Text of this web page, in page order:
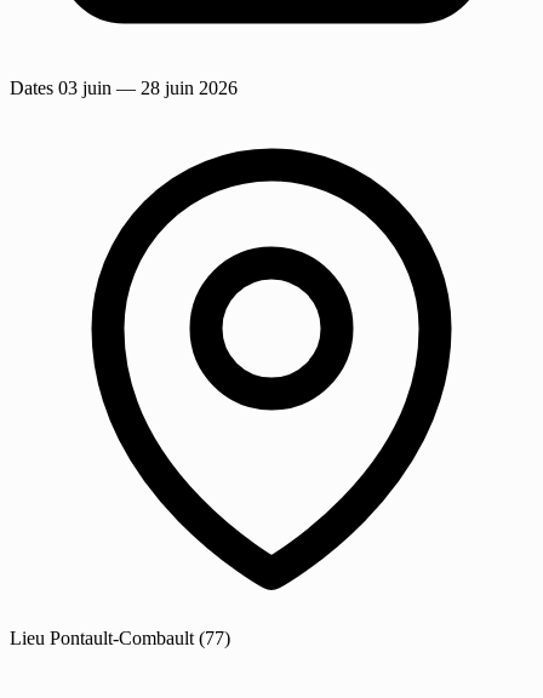
Dates 03 juin — 28 juin 2026
Lieu Pontault-Combault (77)